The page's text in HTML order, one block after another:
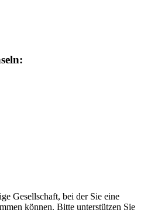
Gesellschaft, bei der Sie eine
können. Bitte unterstützen Sie